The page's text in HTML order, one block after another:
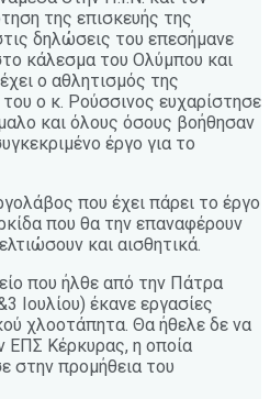
της επισκευής της
δηλώσεις του επεσήμανε
κάλεσμα του Ολύμπου και
ο αθλητισμός της
ο κ. Ρούσσινος ευχαρίστησε
και όλους όσους βοήθησαν
έργο για το
που έχει πάρει το έργο
που θα την επαναφέρουν
και αισθητικά.
που ήλθε από την Πάτρα
Ιουλίου) έκανε εργασίες
χλοοτάπητα. Θα ήθελε δε να
ΕΠΣ Κέρκυρας, η οποία
στην προμήθεια του